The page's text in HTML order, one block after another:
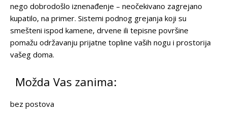
nego dobrodošlo iznenađenje – neočekivano zagrejano
kupatilo, na primer. Sistemi podnog grejanja koji su
smešteni ispod kamene, drvene ili tepisne površine
pomažu održavanju prijatne topline vaših nogu i prostorija
vašeg doma.
Možda Vas zanima:
bez postova